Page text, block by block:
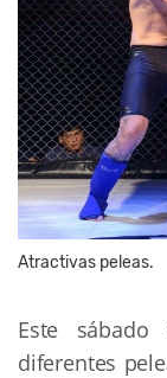
Atractivas peleas.
Este
diferentes